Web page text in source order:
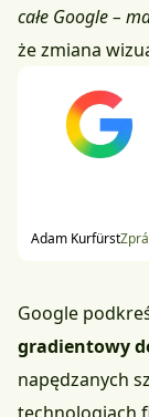
całe Google –
że zmiana
Adam Kurfürst
Google
gradientowy
napędzanych